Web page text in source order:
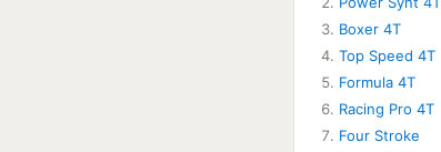
Boxer 4T
Top Speed 4T
Formula 4T
Racing Pro 4T
Four Stroke